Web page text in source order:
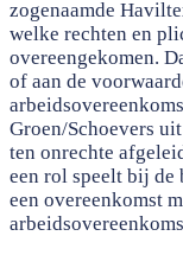
zogenaamde
welke rechten en
overeengekomen.
of aan de
Groen/Schoevers
ten onrechte
een rol speelt bij de
een overeenkomst